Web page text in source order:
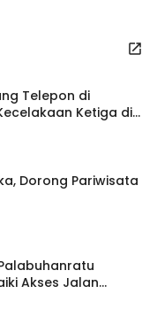
Telepon di
Ketiga di
Dorong Pariwisata
Akses Jalan